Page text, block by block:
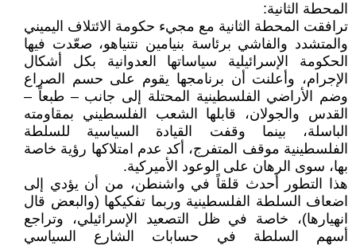
المحطة الثانية:
ترافقت المحطة الثانية مع مجيء حكومة الائتلاف اليميني
والمتشدد والفاشي برئاسة بنيامين نتنياهو، صعّدت فيها
الحكومة الإسرائيلية سياساتها العدوانية بكل أشكال
الإجرام، وأعلنت أن برنامجها يقوم على حسم الصراع
وضم الأراضي الفلسطينية المحتلة إلى جانب – طبعاً –
القدس والجولان، قابلها الشعب الفلسطيني بمقاومته
الباسلة، بينما وقفت القيادة السياسية للسلطة
الفلسطينية موقف المتفرج، أكد عدم امتلاكها رؤية خاصة
بها، سوى الرهان على الوعود الأميركية.
هذا التطور أحدث قلقاً في واشنطن، من أن يؤدي إلى
اضعاف السلطة الفلسطينية وربما تفكيكها (والبعض قال
انهيارها)، خاصة في ظل التصعيد الإسرائيلي، وتراجع
أسهم السلطة في حسابات الشارع السياسي